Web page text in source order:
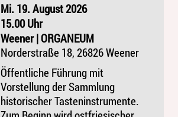
Mi. 19. August 2026
15.00 Uhr
Weener | ORGANEUM
Norderstraße 18, 26826 Weener
Öffentliche Führung mit
Vorstellung der Sammlung
historischer Tasteninstrumente.